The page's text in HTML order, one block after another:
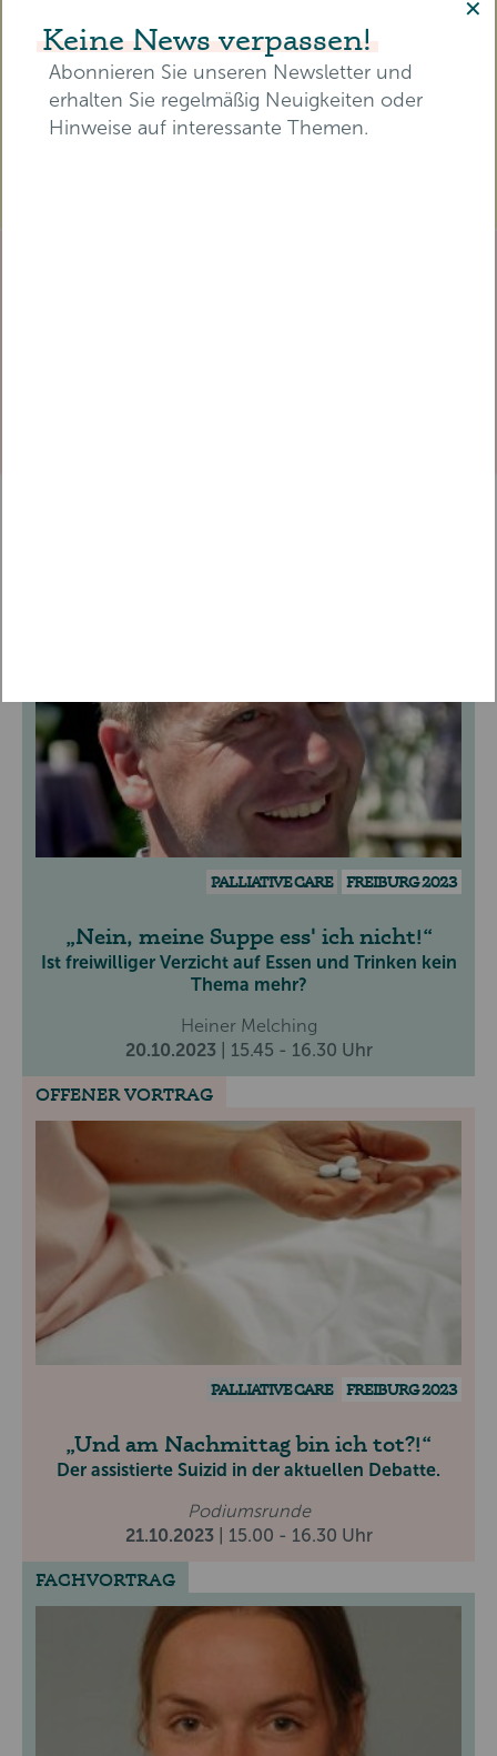
zertifizierten Pflegepunkten für
die RbP.
PALLIATIVE CARE FREIBURG 2023
Nein, meine Suppe ess' ich nicht!
Ist freiwilliger Verzicht auf Essen und Trinken kein
Thema mehr?
Heiner Melching
20.10.2023
| 15.45 - 16.30 Uhr
OFFENER VORTRAG
PALLIATIVE CARE FREIBURG 2023
Und am Nachmittag bin ich tot?!
Der assistierte Suizid in der aktuellen Debatte.
Podiumsrunde
21.10.2023
| 15.00 - 16.30 Uhr
FACHVORTRAG
✕
Keine News verpassen!
Abonnieren Sie unseren Newsletter und
erhalten Sie regelmäßig Neuigkeiten oder
Hinweise auf interessante Themen.